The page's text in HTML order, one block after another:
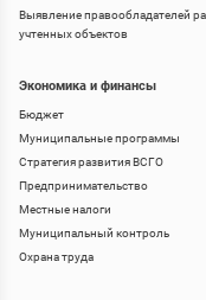
Выявление правообладателей
учтенных объектов
Экономика и финансы
Бюджет
Муниципальные программы
Стратегия развития ВСГО
Предпринимательство
Местные налоги
Муниципальный контроль
Охрана труда